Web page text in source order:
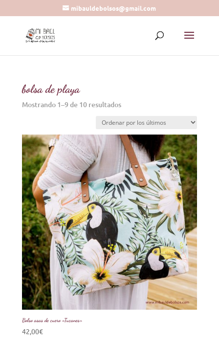
mibauldebolsos@gmail.com
bolsa de playa
Mostrando 1–9 de 10 resultadosOrdenado
los
Bolso asas de cuero «Tucanes»
42,00€